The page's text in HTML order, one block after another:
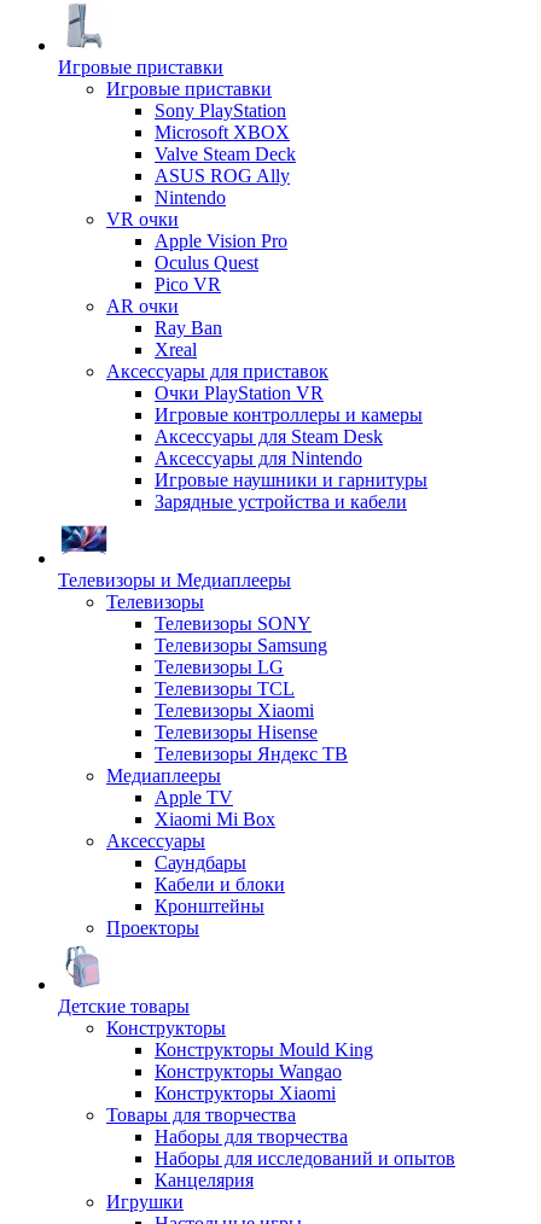
Игровые приставки
Игровые приставки
Sony PlayStation
Microsoft XBOX
Valve Steam Deck
ASUS ROG Ally
Nintendo
VR очки
Apple Vision Pro
Oculus Quest
Pico VR
AR очки
Ray Ban
Xreal
Аксессуары для приставок
Очки PlayStation VR
Игровые контроллеры и камеры
Аксессуары для Steam Desk
Аксессуары для Nintendo
Игровые наушники и гарнитуры
Зарядные устройства и кабели
Телевизоры и Медиаплееры
Телевизоры
Телевизоры SONY
Телевизоры Samsung
Телевизоры LG
Телевизоры TCL
Телевизоры Xiaomi
Телевизоры Hisense
Телевизоры Яндекс ТВ
Медиаплееры
Apple TV
Xiaomi Mi Box
Аксессуары
Саундбары
Кабели и блоки
Кронштейны
Проекторы
Детские товары
Конструкторы
Конструкторы Mould King
Конструкторы Wangao
Конструкторы Xiaomi
Товары для творчества
Наборы для творчества
Наборы для исследований и опытов
Канцелярия
Игрушки